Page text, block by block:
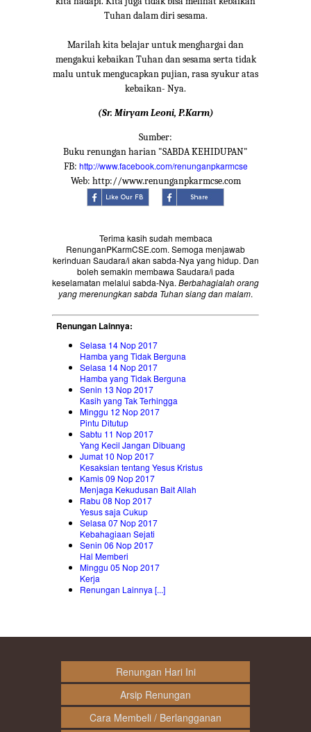
Tuhan dalam diri sesama.
Marilah kita belajar untuk menghargai dan
mengakui kebaikan Tuhan dan sesama serta tidak
malu untuk mengucapkan pujian, rasa syukur atas
kebaikan- Nya.
(Sr. Miryam Leoni, P.Karm)
Sumber:
Buku renungan harian "SABDA KEHIDUPAN"
FB: http://www.facebook.com/renunganpkarmcse
Web: http://www.renunganpkarmcse.com
Terima kasih sudah membaca
RenunganPKarmCSE.com. Semoga menjawab
kerinduan Saudara/i akan sabda-Nya yang hidup. Dan
boleh semakin membawa Saudara/i pada
keselamatan melalui sabda-Nya. Berbahagialah orang
yang merenungkan sabda Tuhan siang dan malam.
Renungan Lainnya:
Selasa 14 Nop 2017
Hamba yang Tidak Berguna
Selasa 14 Nop 2017
Hamba yang Tidak Berguna
Senin 13 Nop 2017
Kasih yang Tak Terhingga
Minggu 12 Nop 2017
Pintu Ditutup
Sabtu 11 Nop 2017
Yang Kecil Jangan Dibuang
Jumat 10 Nop 2017
Kesaksian tentang Yesus Kristus
Kamis 09 Nop 2017
Menjaga Kekudusan Bait Allah
Rabu 08 Nop 2017
Yesus saja Cukup
Selasa 07 Nop 2017
Kebahagiaan Sejati
Senin 06 Nop 2017
Hal Memberi
Minggu 05 Nop 2017
Kerja
Renungan Lainnya [...]
Renungan Hari Ini
Arsip Renungan
Cara Membeli / Berlangganan